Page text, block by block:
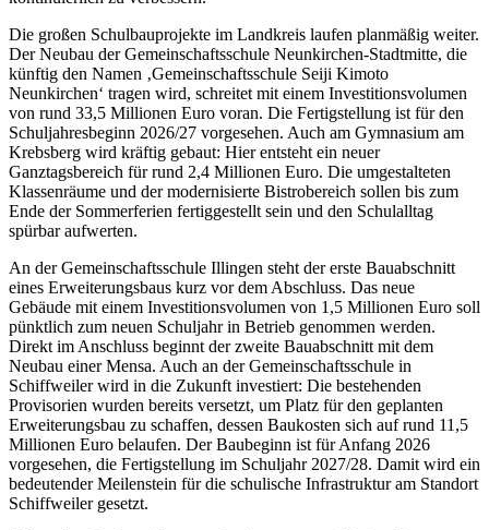
Die großen Schulbauprojekte im Landkreis laufen planmäßig weiter.
Der Neubau der Gemeinschaftsschule Neunkirchen-Stadtmitte, die
künftig den Namen ‚Gemeinschaftsschule Seiji Kimoto
Neunkirchen‘ tragen wird, schreitet mit einem Investitionsvolumen
von rund 33,5 Millionen Euro voran. Die Fertigstellung ist für den
Schuljahresbeginn 2026/27 vorgesehen. Auch am Gymnasium am
Krebsberg wird kräftig gebaut: Hier entsteht ein neuer
Ganztagsbereich für rund 2,4 Millionen Euro. Die umgestalteten
Klassenräume und der modernisierte Bistrobereich sollen bis zum
Ende der Sommerferien fertiggestellt sein und den Schulalltag
spürbar aufwerten.
An der Gemeinschaftsschule Illingen steht der erste Bauabschnitt
eines Erweiterungsbaus kurz vor dem Abschluss. Das neue
Gebäude mit einem Investitionsvolumen von 1,5 Millionen Euro soll
pünktlich zum neuen Schuljahr in Betrieb genommen werden.
Direkt im Anschluss beginnt der zweite Bauabschnitt mit dem
Neubau einer Mensa. Auch an der Gemeinschaftsschule in
Schiffweiler wird in die Zukunft investiert: Die bestehenden
Provisorien wurden bereits versetzt, um Platz für den geplanten
Erweiterungsbau zu schaffen, dessen Baukosten sich auf rund 11,5
Millionen Euro belaufen. Der Baubeginn ist für Anfang 2026
vorgesehen, die Fertigstellung im Schuljahr 2027/28. Damit wird ein
bedeutender Meilenstein für die schulische Infrastruktur am Standort
Schiffweiler gesetzt.